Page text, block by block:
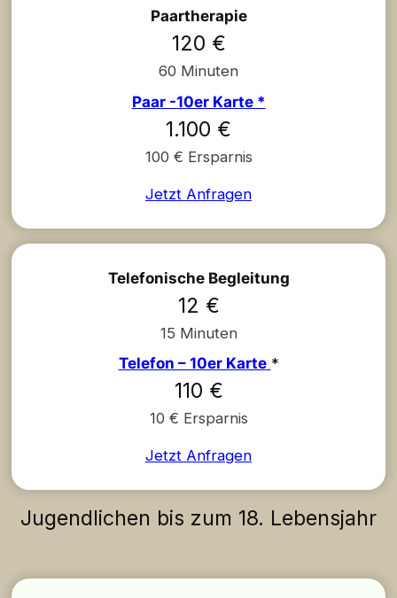
Paartherapie
120 €
60 Minuten
Paar -10er Karte *
1.100 €
100 € Ersparnis
Jetzt Anfragen
Telefonische Begleitung
12 €
15 Minuten
Telefon – 10er Karte *
110 €
10 € Ersparnis
Jetzt Anfragen
Jugendlichen bis zum 18. Lebensjahr